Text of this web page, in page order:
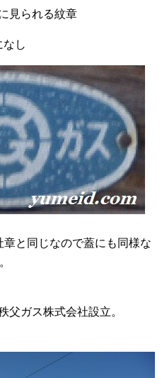
見られる紋章
なし
と同じなので蓋にも同様な
父ガス株式会社設立。